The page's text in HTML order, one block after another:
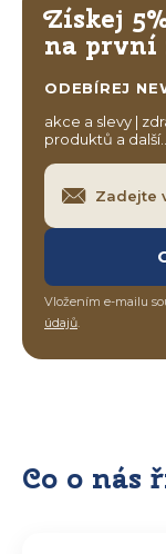
Získej
na první
ODEBÍREJ
akce a slevy |
produktů a další…
Vložením e-mailu
údajů.
Co o nás